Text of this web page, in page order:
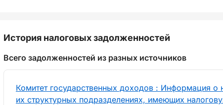
История налоговых задолженностей
Всего задолженностей из разных источников
Комитет государственных доходов : Информация о
их структурных подразделениях, имеющих